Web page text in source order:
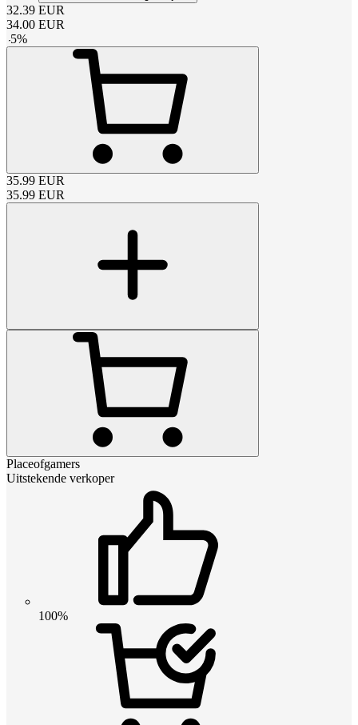
32.39 EUR
34.00 EUR
-5%
35.99 EUR
35.99 EUR
Placeofgamers
Uitstekende verkoper
100%